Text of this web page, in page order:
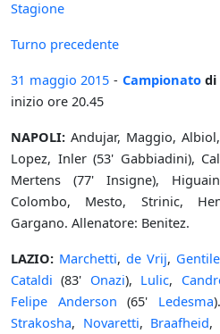
Stagione
Turno precedente
31 maggio 2015 - Campionatodi
inizio ore 20.45
NAPOLI: Andujar, Maggio,
Lopez, Inler (53' Gabbiadini),
Mertens (77' Insigne),
Colombo, Mesto, Strinic,
Gargano. Allenatore: Benitez.
LAZIO: Marchetti, de Vrij,
Cataldi (83' Onazi), Lulic,
Felipe Anderson (65' Ledesma
Strakosha, Novaretti, Braafheid,